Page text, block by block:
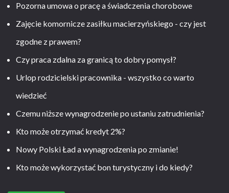
Pozorna umowa o pracę a świadczenia chorobowe
Zajęcie komornicze zasiłku macierzyńskiego - czy jest
zgodne z prawem?
Czy praca zdalna za granicą to dobry pomysł?
Urlop rodzicielski pracownika - wszystko co warto
wiedzieć
Czemu niższe wynagrodzenie po ustaniu zatrudnienia?
Kto może otrzymać kredyt 2%?
Nowy Polski Ład a wynagrodzenia po zmianie!
Kto może wykorzystać bon turystyczny i do kiedy?